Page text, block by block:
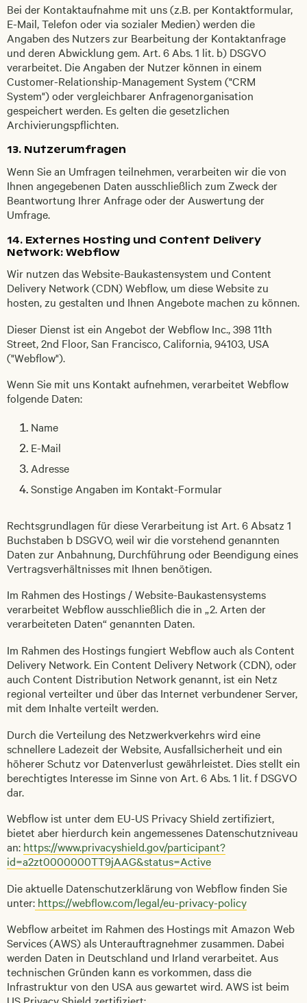
Bei der Kontaktaufnahme mit uns (z.B. per Kontaktformular,
E-Mail, Telefon oder via sozialer Medien) werden die
Angaben des Nutzers zur Bearbeitung der Kontaktanfrage
und deren Abwicklung gem. Art. 6 Abs. 1 lit. b) DSGVO
verarbeitet. Die Angaben der Nutzer können in einem
Customer-Relationship-Management System ("CRM
System") oder vergleichbarer Anfragenorganisation
gespeichert werden. Es gelten die gesetzlichen
Archivierungspflichten.
13. Nutzerumfragen
Wenn Sie an Umfragen teilnehmen, verarbeiten wir die von
Ihnen angegebenen Daten ausschließlich zum Zweck der
Beantwortung Ihrer Anfrage oder der Auswertung der
Umfrage.
14. Externes Hosting und Content Delivery
Network: Webflow
Wir nutzen das Website-Baukastensystem und Content
Delivery Network (CDN) Webflow, um diese Website zu
hosten, zu gestalten und Ihnen Angebote machen zu können.
Dieser Dienst ist ein Angebot der Webflow Inc., 398 11th
Street, 2nd Floor, San Francisco, California, 94103, USA
("Webflow").
Wenn Sie mit uns Kontakt aufnehmen, verarbeitet Webflow
folgende Daten:
Name
E-Mail
Adresse
Sonstige Angaben im Kontakt-Formular
Rechtsgrundlagen für diese Verarbeitung ist Art. 6 Absatz 1
Buchstaben b DSGVO, weil wir die vorstehend genannten
Daten zur Anbahnung, Durchführung oder Beendigung eines
Vertragsverhältnisses mit Ihnen benötigen.
Im Rahmen des Hostings / Website-Baukastensystems
verarbeitet Webflow ausschließlich die in „2. Arten der
verarbeiteten Daten“ genannten Daten.
Im Rahmen des Hostings fungiert Webflow auch als Content
Delivery Network. Ein Content Delivery Network (CDN), oder
auch Content Distribution Network genannt, ist ein Netz
regional verteilter und über das Internet verbundener Server,
mit dem Inhalte verteilt werden.
Durch die Verteilung des Netzwerkverkehrs wird eine
schnellere Ladezeit der Website, Ausfallsicherheit und ein
höherer Schutz vor Datenverlust gewährleistet. Dies stellt ein
berechtigtes Interesse im Sinne von Art. 6 Abs. 1 lit. f DSGVO
dar.
Webflow ist unter dem EU-US Privacy Shield zertifiziert,
bietet aber hierdurch kein angemessenes Datenschutzniveau
an: https://www.privacyshield.gov/participant?
id=a2zt0000000TT9jAAG&status=Active
Die aktuelle Datenschutzerklärung von Webflow finden Sie
unter: https://webflow.com/legal/eu-privacy-policy
Webflow arbeitet im Rahmen des Hostings mit Amazon Web
Services (AWS) als Unterauftragnehmer zusammen. Dabei
werden Daten in Deutschland und Irland verarbeitet. Aus
technischen Gründen kann es vorkommen, dass die
Infrastruktur von den USA aus gewartet wird. AWS ist beim